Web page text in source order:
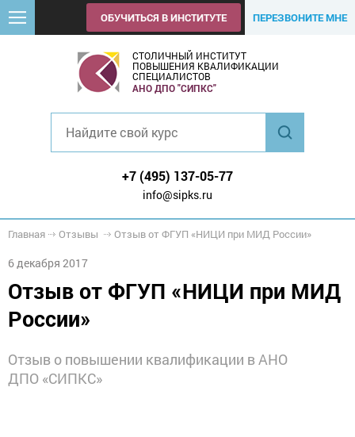
ОБУЧИТЬСЯ В ИНСТИТУТЕ ПЕРЕЗВОНИТЕ МНЕ
СТОЛИЧНЫЙ ИНСТИТУТ
ПОВЫШЕНИЯ КВАЛИФИКАЦИИ
СПЕЦИАЛИСТОВ
АНО ДПО "СИПКС"
+7 (495) 137-05-77
info@sipks.ru
Главная Отзывы Отзыв от ФГУП «НИЦИ при МИД России»
6 декабря 2017
Отзыв от ФГУП «НИЦИ при МИД
России»
Отзыв о повышении квалификации в АНО
ДПО «СИПКС»